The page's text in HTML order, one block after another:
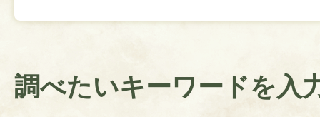
調べたいキーワードを入